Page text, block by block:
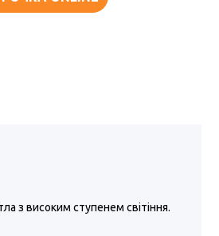
з високим ступенем світіння.